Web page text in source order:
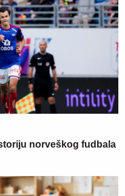
norveškog fudbala